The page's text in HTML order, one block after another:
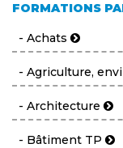
FORMATIONS
- Achats
- Agriculture,
- Architecture
- Bâtiment TP